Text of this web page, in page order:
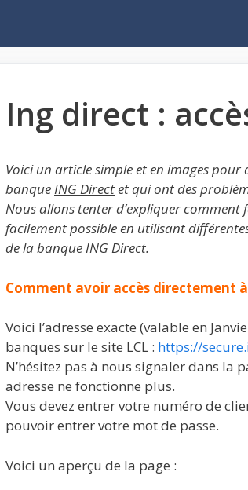
Ing direct :
Voici un article simple et en images
banqueING Directet qui ont des
Nous allons tenter d’expliquer comment
facilement possible en utilisant
de la banque ING Direct.
Comment avoir accès directement
Voici l’adresse exacte (valable en
banques sur le site LCL : https://
N’hésitez pas à nous signaler dans la
adresse ne fonctionne plus.
Vous devez entrer votre numéro de
pouvoir entrer votre mot de passe.
Voici un aperçu de la page :